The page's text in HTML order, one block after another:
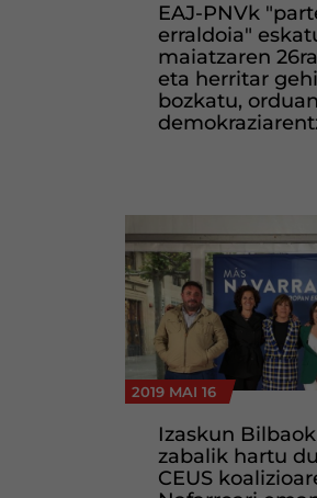
EAJ-PNVk
erraldoia"
maiatzaren
eta herritar
bozkatu,
2019 MAI 16
Izaskun
zabalik hartu
CEUS